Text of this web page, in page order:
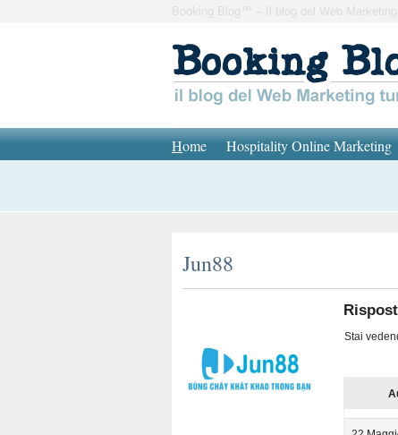
Booking Blog™ – Il blog del Web Marketing
Home Hospitality Online Marketing
Jun88
Stai